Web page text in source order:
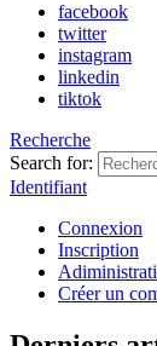
facebook
twitter
instagram
linkedin
tiktok
Recherche
Search for:
Identifiant
Connexion
Inscription
Créer un